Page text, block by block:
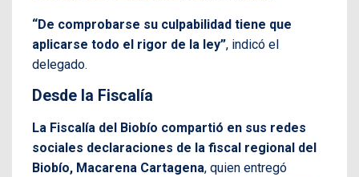
“De comprobarse su culpabilidad tiene que
aplicarse todo el rigor de la ley”, indicó el
delegado.
Desde la Fiscalía
La Fiscalía del Biobío compartió en sus redes
sociales declaraciones de la fiscal regional del
Biobío, Macarena Cartagena, quien entregó